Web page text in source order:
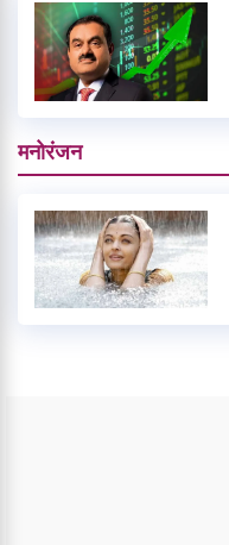
मनोरंजन